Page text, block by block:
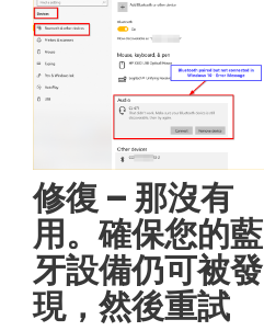
修復 – 那沒有
用。確保您的藍
牙設備仍可被發
現，然後重試